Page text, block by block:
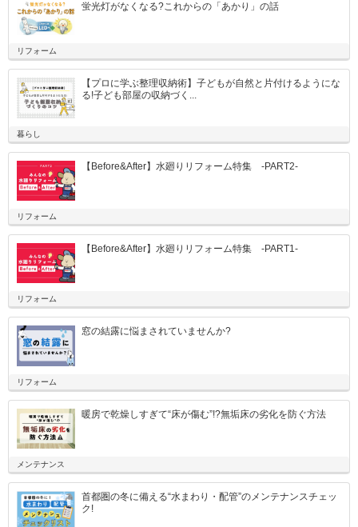
蛍光灯がなくなる?これからの「あかり」の話
リフォーム
【プロに学ぶ整理収納術】子どもが自然と片付けるようにな
る!子ども部屋の収納づく...
暮らし
【Before&After】水廻りリフォーム特集 -PART2-
リフォーム
【Before&After】水廻りリフォーム特集 -PART1-
リフォーム
窓の結露に悩まされていませんか?
リフォーム
暖房で乾燥しすぎて“床が傷む”!?無垢床の劣化を防ぐ方法
メンテナンス
首都圏の冬に備える“水まわり・配管”のメンテナンスチェッ
ク!